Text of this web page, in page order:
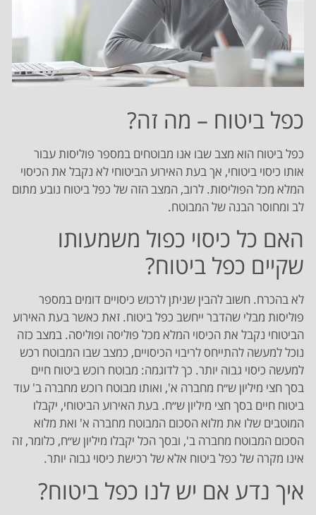
כפל ביטוח – מה זה?
כפל ביטוח הוא מצב שבו אנו מבוטחים במספר פוליסות עבור
אותו כיסוי ביטוחי, אך בעת האירוע הביטוחי לא נקבל את הכיסוי
המלא מכל הפוליסות. לרוב, המצב הזה של כפל ביטוח נובע מתום
לב ומחוסר הבנה של המבוטח.
האם כל כיסוי כפול משמעותו
שקיים כפל ביטוח?
לא בהכרח. חשוב להבין שניתן לרכוש כיסויים דומים במספר
פוליסות מבלי שהדבר ייחשב כפל ביטוח. זאת כאשר בעת האירוע
הביטוחי נקבל את הכיסוי המלא מכל פוליסה ופוליסה. במצב כזה
נוכל למעשה להתייחס לריבוי הכיסויים, כמצב שבו המבוטח רכש
למעשה כיסוי גבוה יותר. כך לדוגמה: מבוטח רוכש ביטוח חיים
בסך חצי מיליון ש״ח מחברה א', ואותו מבוטח רוכש מחברה ב' עוד
ביטוח חיים בסך חצי מיליון ש״ח. בעת האירוע הביטוחי, יקבלו
המוטבים שלו את מלוא הסכום המבוטח מחברה א' ואת מלוא
הסכום המבוטח מחברה ב', ובסך הכל יקבלו מיליון ש״ח, כלומר, זה
אינו מקרה של כפל ביטוח אלא של רכישת כיסוי גבוה יותר.
איך נדע אם יש לנו כפל ביטוח?